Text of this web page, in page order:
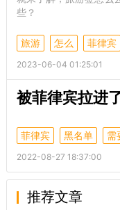
些？
旅游 怎么 菲律宾
2023-06-04 01:25:01
菲律宾 黑名单 需
2022-08-27 18:37:00
推荐文章